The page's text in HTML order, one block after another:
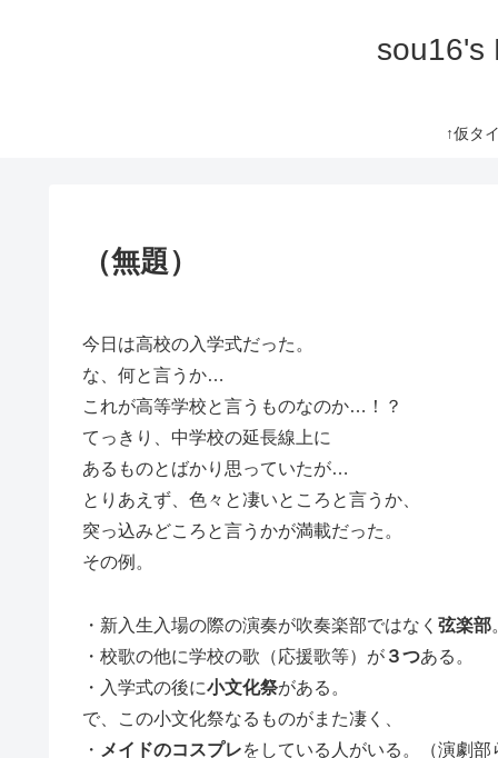
sou16's
↑仮タ
（無題）
今日は高校の入学式だった。
な、何と言うか…
これが高等学校と言うものなのか…！？
てっきり、中学校の延長線上に
あるものとばかり思っていたが…
とりあえず、色々と凄いところと言うか、
突っ込みどころと言うかが満載だった。
その例。
・新入生入場の際の演奏が吹奏楽部ではなく 弦楽部
・校歌の他に学校の歌（応援歌等）が ３つある。
・入学式の後に小文化祭がある。
で、この小文化祭なるものがまた凄く、
・ メイドのコスプレをしている人がいる。（演劇部